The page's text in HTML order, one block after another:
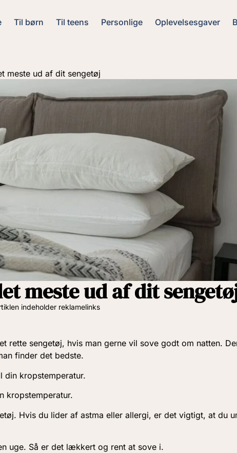
Til børn Til teens Personlige Oplevelsesgaver
meste ud af dit sengetøj
meste ud af dit
indeholder reklamelinks
rette sengetøj, hvis man gerne vil sove godt om natten.
finder det bedste.
din kropstemperatur.
kropstemperatur.
Hvis du lider af astma eller allergi, er det vigtigt, at du
uge. Så er det lækkert og rent at sove i.